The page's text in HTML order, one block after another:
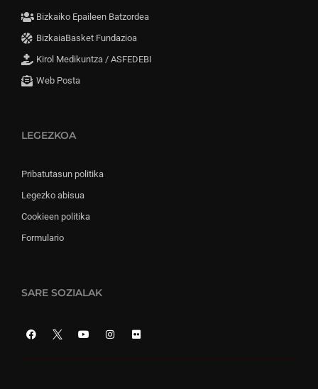
Bizkaiko Epaileen Batzordea
BizkaiaBasket Fundazioa
Kirol Medikuntza / ASFEDEBI
Web Posta
LEGEZKOA
Pribatutasun politika
Legezko abisua
Cookieen politika
Formulario
SARE SOZIALAK